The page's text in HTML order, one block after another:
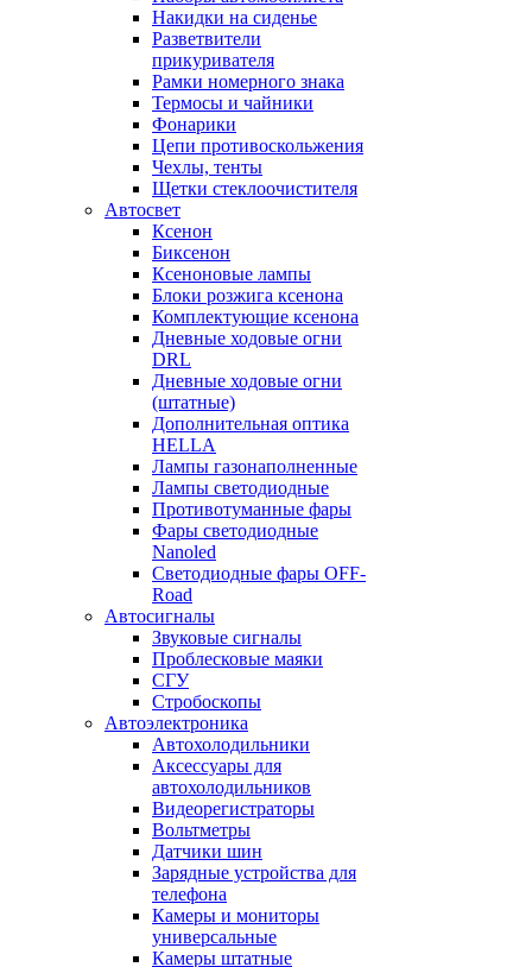
Накидки на сиденье
Разветвители
прикуривателя
Рамки номерного знака
Термосы и чайники
Фонарики
Цепи противоскольжения
Чехлы, тенты
Щетки стеклоочистителя
Автосвет
Ксенон
Биксенон
Ксеноновые лампы
Блоки розжига ксенона
Комплектующие ксенона
Дневные ходовые огни
DRL
Дневные ходовые огни
(штатные)
Дополнительная оптика
HELLA
Лампы газонаполненные
Лампы светодиодные
Противотуманные фары
Фары светодиодные
Nanoled
Светодиодные фары OFF-
Road
Автосигналы
Звуковые сигналы
Проблесковые маяки
СГУ
Стробоскопы
Автоэлектроника
Автохолодильники
Аксессуары для
автохолодильников
Видеорегистраторы
Вольтметры
Датчики шин
Зарядные устройства для
телефона
Камеры и мониторы
универсальные
Камеры штатные